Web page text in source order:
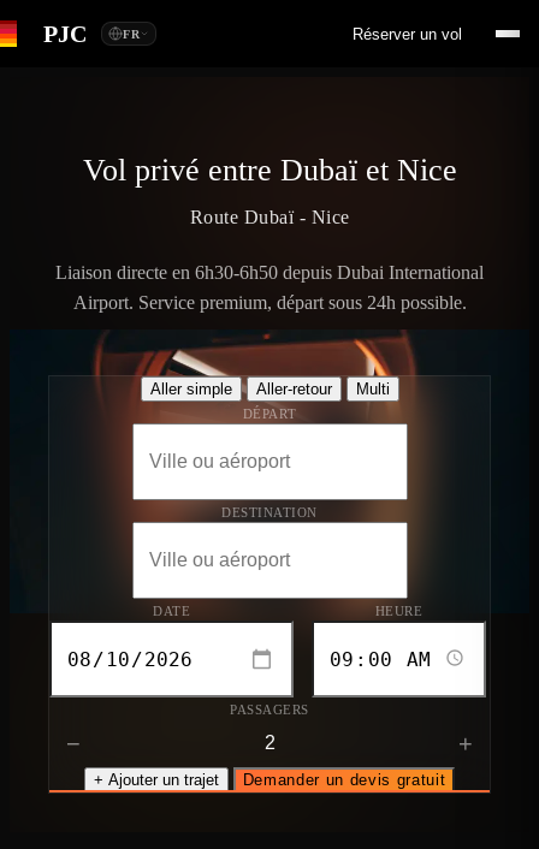
PJC FR Réserver un vol
Vol privé entre Dubaï et Nice
Route Dubaï - Nice
Liaison directe en 6h30-6h50 depuis Dubai International
Airport. Service premium, départ sous 24h possible.
Aller simple Aller-retour Multi
DÉPART
DESTINATION
DATE HEURE
PASSAGERS
− +
+ Ajouter un trajet Demander un devis gratuit